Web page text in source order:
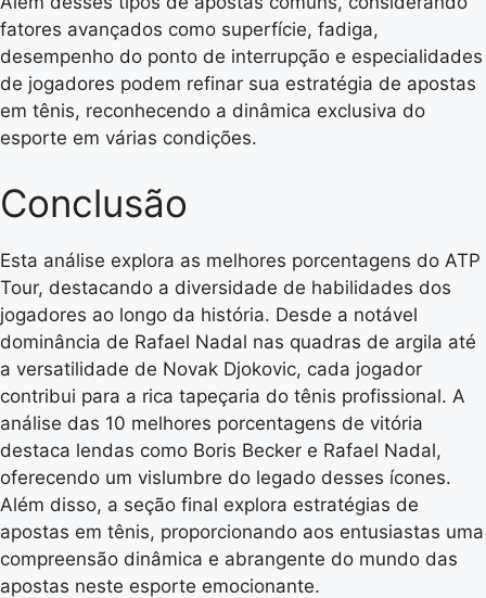
fatores avançados como superfície, fadiga,
desempenho do ponto de interrupção e especialidades
de jogadores podem refinar sua estratégia de apostas
em tênis, reconhecendo a dinâmica exclusiva do
esporte em várias condições.
Conclusão
Esta análise explora as melhores porcentagens do ATP
Tour, destacando a diversidade de habilidades dos
jogadores ao longo da história. Desde a notável
dominância de Rafael Nadal nas quadras de argila até
a versatilidade de Novak Djokovic, cada jogador
contribui para a rica tapeçaria do tênis profissional. A
análise das 10 melhores porcentagens de vitória
destaca lendas como Boris Becker e Rafael Nadal,
oferecendo um vislumbre do legado desses ícones.
Além disso, a seção final explora estratégias de
apostas em tênis, proporcionando aos entusiastas uma
compreensão dinâmica e abrangente do mundo das
apostas neste esporte emocionante.